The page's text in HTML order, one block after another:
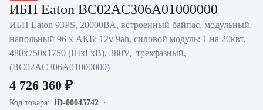
ИБП Eaton BC02AC306A01000000
ИБП Eaton 93PS, 20000ВА, встроенный байпас, модульный,
напольный 96 х АКБ: 12v 9ah, силовой модуль: 1 на 20квт,
480х750х1750 (ШхГхВ), 380V, трехфазный,
(BC02AC306A01000000)
4 726 360 ₽
Код товара: iD-00045742